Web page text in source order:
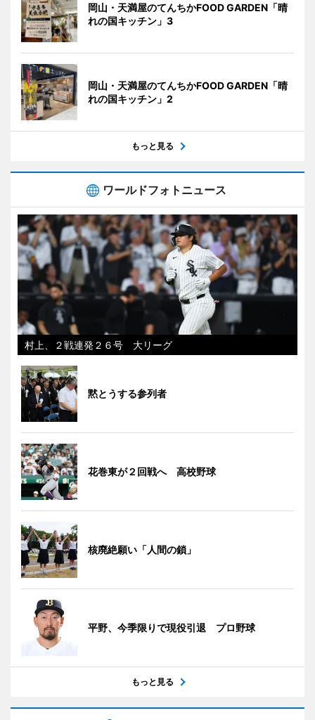
岡山・天満屋のてんちかFOOD GARDEN「晴
れの国キッチン」3
岡山・天満屋のてんちかFOOD GARDEN「晴
れの国キッチン」2
もっと見る
ワールドフォトニュース
村上、２戦連発２６号 大リーグ
黙とうする参列者
花巻東が２回戦へ 高校野球
核廃絶願い「人間の鎖」
平野、今季限りで現役引退 プロ野球
もっと見る